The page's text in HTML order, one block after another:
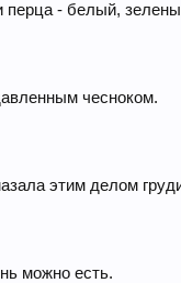
- белый,
чесноком.
этим делом
можно есть.